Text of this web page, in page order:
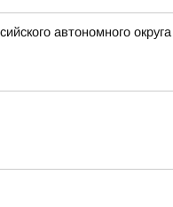
автономного